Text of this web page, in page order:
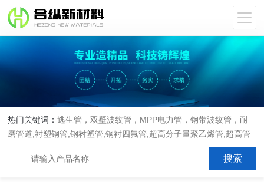
热门关键词：逃生管，双壁波纹管，MPP电力管，钢带波纹管，耐
磨管道,衬塑钢管,钢衬塑管,钢衬四氟管,超高分子量聚乙烯管,超高管